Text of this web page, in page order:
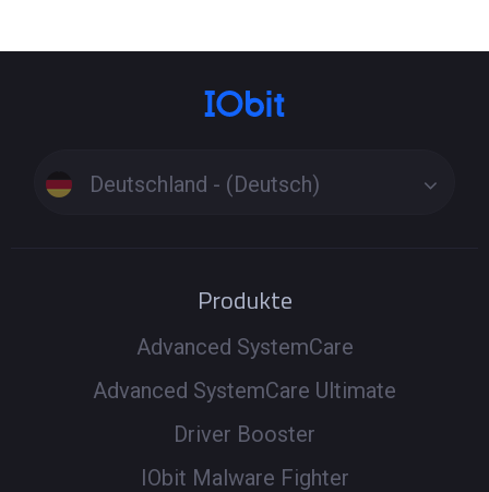
Deutschland - (Deutsch)
Produkte
Advanced SystemCare
Advanced SystemCare Ultimate
Driver Booster
IObit Malware Fighter